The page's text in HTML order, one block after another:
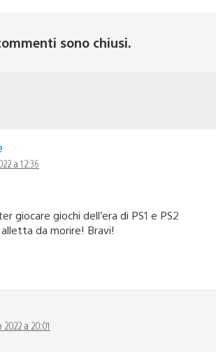
sono chiusi.
a 12:36
giocare giochi dell’era di PS1 e PS2
alletta da morire! Bravi!
a 20:01